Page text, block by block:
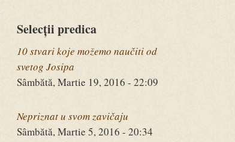
Selecții predica
10 stvari koje možemo naučiti od
svetog Josipa
Sâmbătă, Martie 19, 2016 - 22:09
Nepriznat u svom zavičaju
Sâmbătă, Martie 5, 2016 - 20:34